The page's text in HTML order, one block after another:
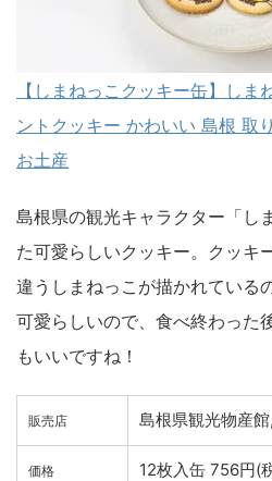
【しまねっこクッキー缶】しま
ントクッキー かわいい 島根 取
お土産
島根県の観光キャラクター「し
た可愛らしいクッキー。クッキ
違うしまねっこが描かれている
可愛らしいので、食べ終わった
もいいですね！
販売店 島根県観光物産
価格 12枚入缶 756円(